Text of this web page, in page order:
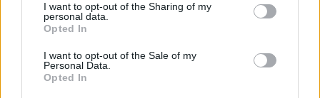
I want to opt-out of the Sharing of my
personal data.
Opted In
I want to opt-out of the Sale of my
Personal Data.
Opted In
Työnantaja ei hyväksynyt
sairauslomatodistuksia – neljälle
ei maksettu sairausajan palkkaa